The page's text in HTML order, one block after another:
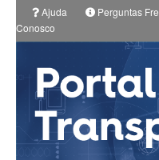
Ajuda Perguntas
Conosco